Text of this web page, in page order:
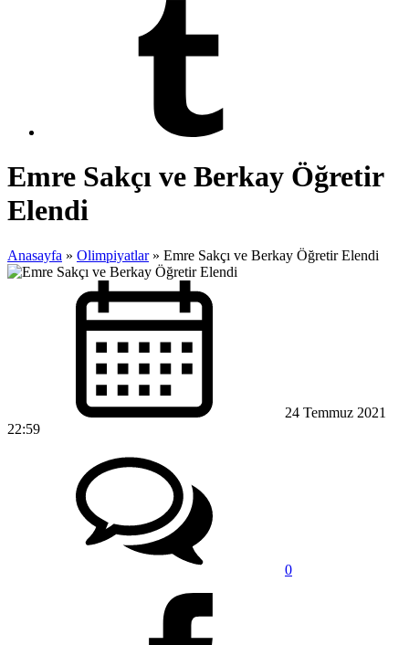
Emre Sakçı ve Berkay Öğretir
Elendi
Anasayfa » Olimpiyatlar » Emre Sakçı ve Berkay Öğretir Elendi
24 Temmuz 2021
22:59
0